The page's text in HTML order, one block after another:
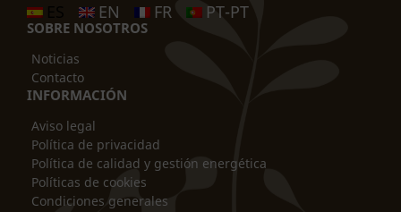
EN FR PT-PT
SOBRE NOSOTROS
Noticias
Contacto
INFORMACIÓN
Aviso legal
Política de privacidad
Política de calidad y gestión energética
Políticas de cookies
Condiciones generales